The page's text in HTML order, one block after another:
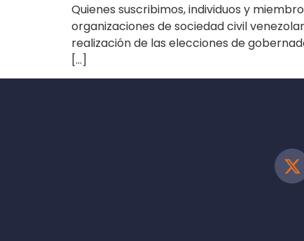
Quienes suscribimos, individuos y
organizaciones de sociedad civil
realización de las elecciones de
[…]